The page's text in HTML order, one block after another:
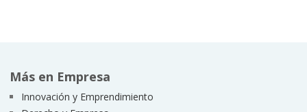
Más en Empresa
Innovación y Emprendimiento